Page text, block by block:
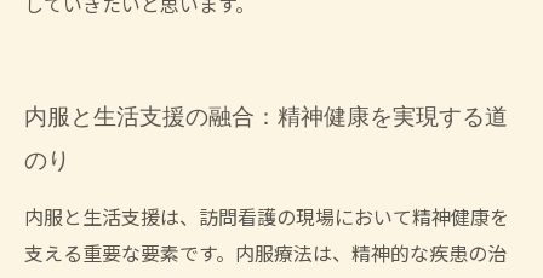
していきたいと思います。
内服と生活支援の融合：精神健康を実現する道
のり
内服と生活支援は、訪問看護の現場において精神健康を
支える重要な要素です。内服療法は、精神的な疾患の治